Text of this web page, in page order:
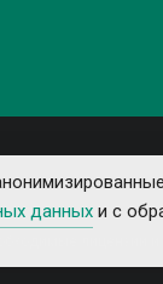
данных и с